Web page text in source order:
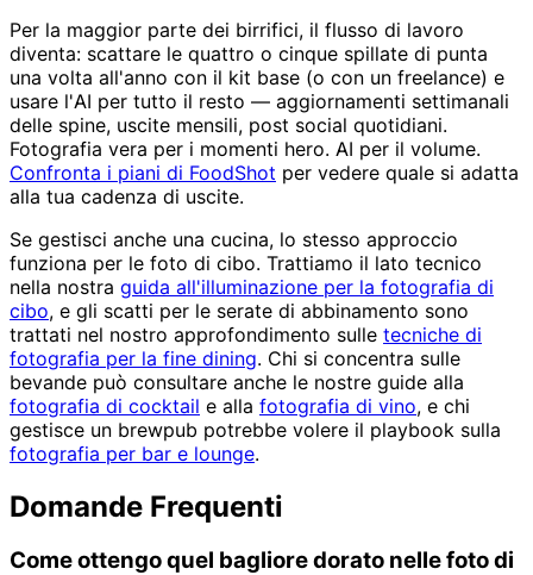
Per la maggior parte dei birrifici, il flusso di lavoro
diventa: scattare le quattro o cinque spillate di punta
una volta all'anno con il kit base (o con un freelance) e
usare l'AI per tutto il resto — aggiornamenti settimanali
delle spine, uscite mensili, post social quotidiani.
Fotografia vera per i momenti hero. AI per il volume.
Confronta i piani di FoodShot per vedere quale si adatta
alla tua cadenza di uscite.
Se gestisci anche una cucina, lo stesso approccio
funziona per le foto di cibo. Trattiamo il lato tecnico
nella nostra guida all'illuminazione per la fotografia di
cibo, e gli scatti per le serate di abbinamento sono
trattati nel nostro approfondimento sulle tecniche di
fotografia per la fine dining. Chi si concentra sulle
bevande può consultare anche le nostre guide alla
fotografia di cocktail e alla fotografia di vino, e chi
gestisce un brewpub potrebbe volere il playbook sulla
fotografia per bar e lounge.
Domande Frequenti
Come ottengo quel bagliore dorato nelle foto di